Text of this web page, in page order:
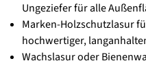
Ungeziefer für alle
Marken-Holzschutzlasur
hochwertiger,
Wachslasur oder